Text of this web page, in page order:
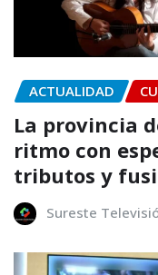
ACTUALIDAD
La provincia
ritmo con
tributos y
Sureste